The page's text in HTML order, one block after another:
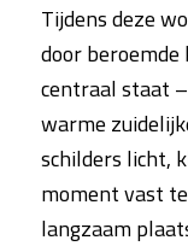
Tijdens deze
door
centraal staat
warme
schilders licht,
moment vast
langzaam